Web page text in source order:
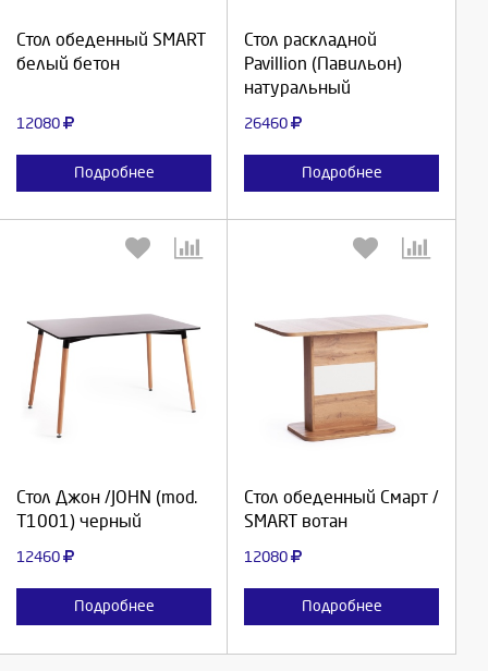
Стол обеденный SMART
белый бетон
12080
Подробнее
Продолжить
Стол раскладной
Pavillion (Павильон)
натуральный
26460
Подробнее
Продолжить
Отмена
Стол Джон /JOHN (mod.
T1001) черный
12460
Подробнее
Выберите количество:
Отмена
Стол обеденный Смарт /
SMART вотан
12080
Подробнее
Выберите количество:
Отмена